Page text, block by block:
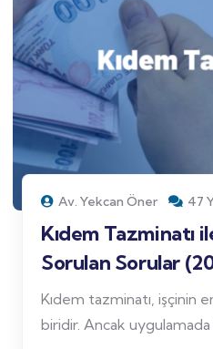
Av. Yekcan Öner 47
Kıdem Tazminatı
Sorulan Sorular
Kıdem tazminatı, işçinin
biridir. Ancak